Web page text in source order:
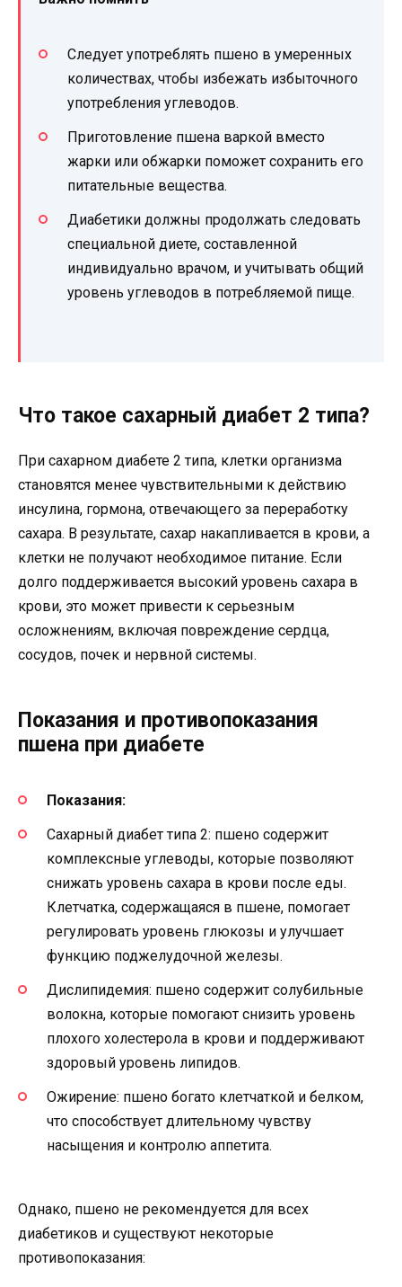
Следует употреблять пшено в умеренных
количествах, чтобы избежать избыточного
употребления углеводов.
Приготовление пшена варкой вместо
жарки или обжарки поможет сохранить его
питательные вещества.
Диабетики должны продолжать следовать
специальной диете, составленной
индивидуально врачом, и учитывать общий
уровень углеводов в потребляемой пище.
Что такое сахарный диабет 2 типа?
При сахарном диабете 2 типа, клетки организма
становятся менее чувствительными к действию
инсулина, гормона, отвечающего за переработку
сахара. В результате, сахар накапливается в крови, а
клетки не получают необходимое питание. Если
долго поддерживается высокий уровень сахара в
крови, это может привести к серьезным
осложнениям, включая повреждение сердца,
сосудов, почек и нервной системы.
Показания и противопоказания
пшена при диабете
Показания:
Сахарный диабет типа 2: пшено содержит
комплексные углеводы, которые позволяют
снижать уровень сахара в крови после еды.
Клетчатка, содержащаяся в пшене, помогает
регулировать уровень глюкозы и улучшает
функцию поджелудочной железы.
Дислипидемия: пшено содержит солубильные
волокна, которые помогают снизить уровень
плохого холестерола в крови и поддерживают
здоровый уровень липидов.
Ожирение: пшено богато клетчаткой и белком,
что способствует длительному чувству
насыщения и контролю аппетита.
Однако, пшено не рекомендуется для всех
диабетиков и существуют некоторые
противопоказания: